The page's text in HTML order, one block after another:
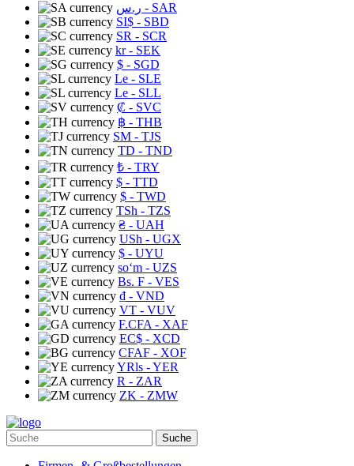
ر.س - SAR
SI$ - SBD
SR - SCR
kr- SEK
$ - SGD
Le - SLE
Le - SLL
₡ - SVC
฿ - THB
ЅМ - TJS
TD - TND
₺ - TRY
$ - TTD
$ - TWD
TSh - TZS
₴ - UAH
USh - UGX
$ - UYU
soʻm - UZS
Bs. F - VES
₫ - VND
VT - VUV
F.CFA - XAF
EC$ - XCD
CFAF - XOF
YRls - YER
R - ZAR
ZK - ZMW
Suche